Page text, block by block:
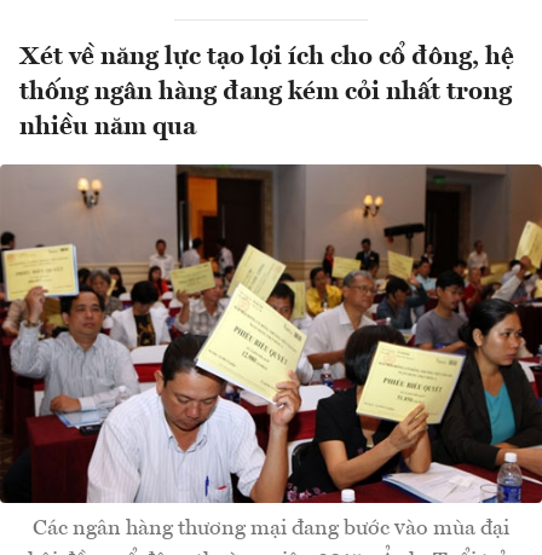
Xét về năng lực tạo lợi ích cho cổ đông, hệ
thống ngân hàng đang kém cỏi nhất trong
nhiều năm qua
Các ngân hàng thương mại đang bước vào mùa đại